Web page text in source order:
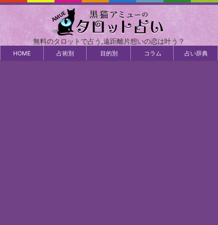
無料のタロットで占う,遠距離片想いの恋は叶う？
HOME 占術別 目的別 コラム 占い辞典